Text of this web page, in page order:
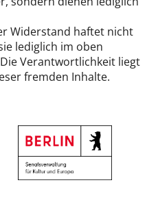
Widerstand haftet nicht
lediglich im oben
Verantwortlichkeit liegt
fremden Inhalte.